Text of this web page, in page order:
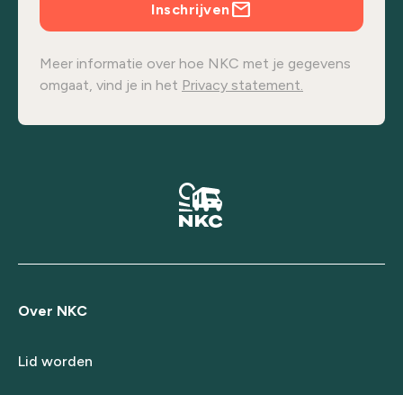
Inschrijven
Meer informatie over hoe NKC met je gegevens
omgaat, vind je in het Privacy statement.
Over NKC
Lid worden